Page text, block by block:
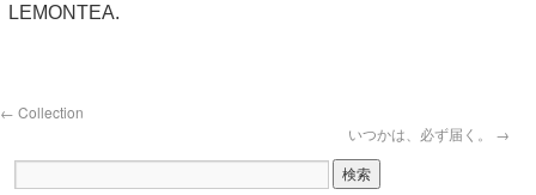
LEMONTEA.
← Collection
いつかは、必ず届く。 →